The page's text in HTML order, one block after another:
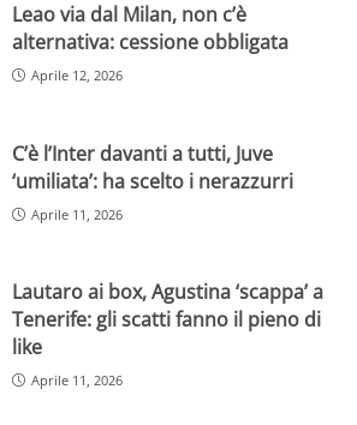
Leao via dal Milan, non c’è
alternativa: cessione obbligata
Aprile 12, 2026
C’è l’Inter davanti a tutti, Juve
‘umiliata’: ha scelto i nerazzurri
Aprile 11, 2026
Lautaro ai box, Agustina ‘scappa’ a
Tenerife: gli scatti fanno il pieno di
like
Aprile 11, 2026